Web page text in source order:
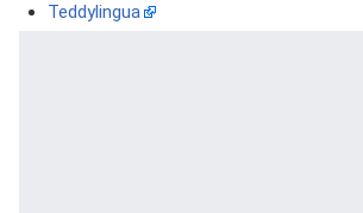
Teddylingua